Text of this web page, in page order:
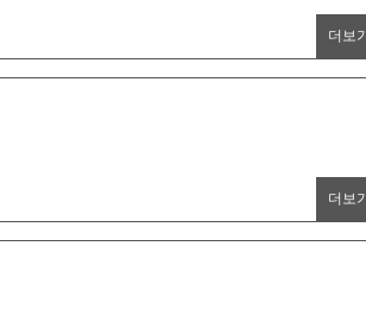
더보기
더보기